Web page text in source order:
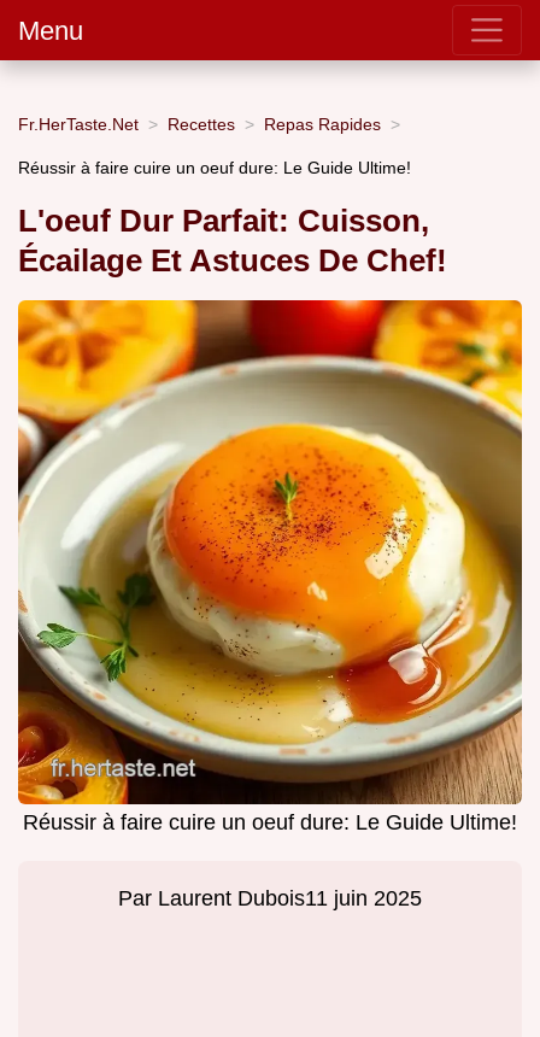
Menu
Fr.HerTaste.Net Recettes Repas Rapides
Réussir à faire cuire un oeuf dure: Le Guide Ultime!
L'oeuf Dur Parfait: Cuisson,
Écailage Et Astuces De Chef!
Réussir à faire cuire un oeuf dure: Le Guide Ultime!
Par Laurent Dubois11 juin 2025